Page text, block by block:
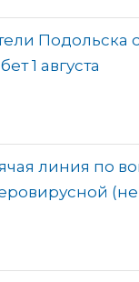
Подольска
1 августа
линия по